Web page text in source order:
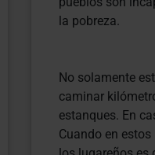
la pobreza.
No solamente
caminar
estanques. En
Cuando en